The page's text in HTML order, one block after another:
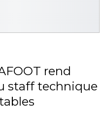
rend
staff technique